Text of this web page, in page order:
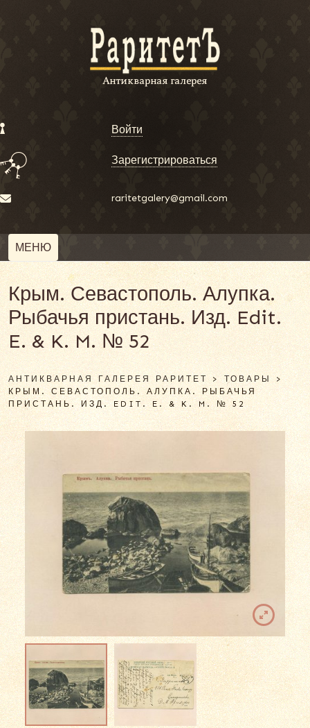
Войти
Зарегистрироваться
raritetgalery@gmail.com
МЕНЮ
Крым. Севастополь. Алупка.
Рыбачья пристань. Изд. Edit.
E. & K. M. № 52
АНТИКВАРНАЯ ГАЛЕРЕЯ РАРИТЕТ >ТОВАРЫ >
КРЫМ. СЕВАСТОПОЛЬ. АЛУПКА. РЫБАЧЬЯ
ПРИСТАНЬ. ИЗД. EDIT. E. & K. M. № 52